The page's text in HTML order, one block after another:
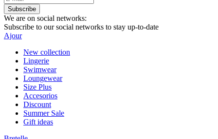
Subscribe
We are on social networks:
Subscribe to our social networks to stay up-to-date
Ajour
New collection
Lingerie
Swimwear
Loungewear
Size Plus
Accesorios
Discount
Summer Sale
Gift ideas